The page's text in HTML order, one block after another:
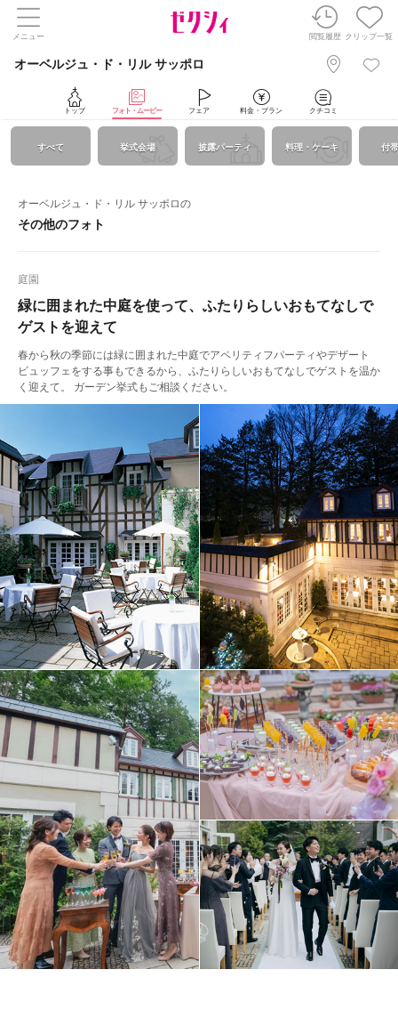
メニュー 閲覧履歴 クリップ一覧
オーベルジュ・ド・リル サッポロ
トップ フォト・ムービー フェア 料金・プラン クチコミ
すべて 挙式会場 披露パーティ 料理・ケーキ 付
オーベルジュ・ド・リル サッポロの
その他のフォト
緑に囲まれた中庭を使って、ふたりらしいおもてなしで
ゲストを迎えて
春から秋の季節には緑に囲まれた中庭でアペリティフパーティやデザート
ビュッフェをする事もできるから、ふたりらしいおもてなしでゲストを温か
く迎えて。 ガーデン挙式もご相談ください。
庭園